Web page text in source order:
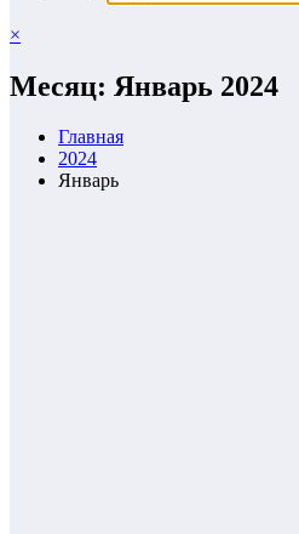
×
Месяц: Январь 2024
Главная
2024
Январь